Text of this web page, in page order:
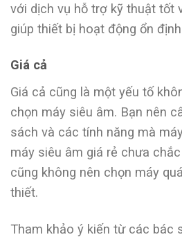
với dịch vụ hỗ trợ kỹ thuật tốt
giúp thiết bị hoạt động ổn
Giá cả
Giá cả cũng là một yếu tố
chọn máy siêu âm. Bạn nên
sách và các tính năng mà
máy siêu âm giá rẻ chưa
cũng không nên chọn máy
thiết.
Tham khảo ý kiến từ các bác